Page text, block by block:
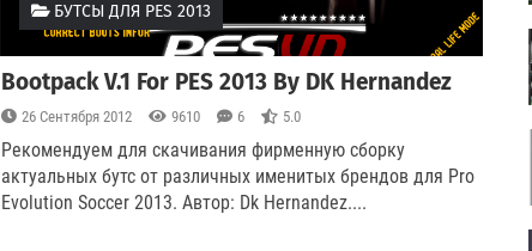
БУТСЫ ДЛЯ PES 2013
Bootpack V.1 For PES 2013 By DK Hernandez
26 Сентября 2012 9610 6 5.0
Рекомендуем для скачивания фирменную сборку
актуальных бутс от различных именитых брендов для Pro
Evolution Soccer 2013. Автор: Dk Hernandez....